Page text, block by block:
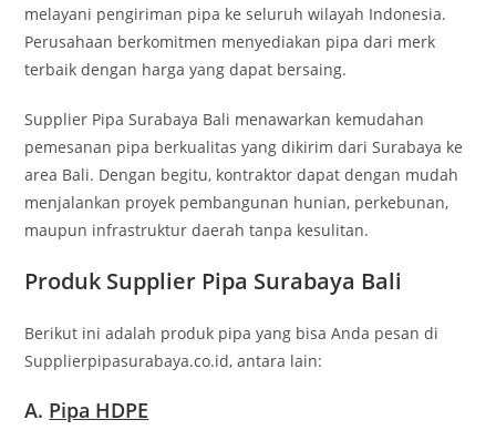
melayani pengiriman pipa ke seluruh wilayah Indonesia.
Perusahaan berkomitmen menyediakan pipa dari merk
terbaik dengan harga yang dapat bersaing.
Supplier Pipa Surabaya Bali menawarkan kemudahan
pemesanan pipa berkualitas yang dikirim dari Surabaya ke
area Bali. Dengan begitu, kontraktor dapat dengan mudah
menjalankan proyek pembangunan hunian, perkebunan,
maupun infrastruktur daerah tanpa kesulitan.
Produk Supplier Pipa Surabaya Bali
Berikut ini adalah produk pipa yang bisa Anda pesan di
Supplierpipasurabaya.co.id, antara lain:
A. Pipa HDPE